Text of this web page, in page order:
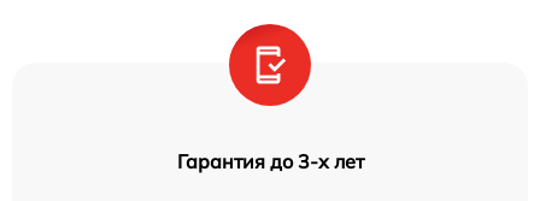
Гарантия до 3-х лет